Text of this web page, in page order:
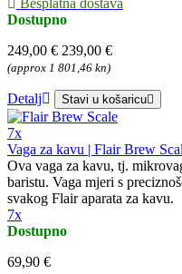
Besplatna dostava
Dostupno
249,00 € 239,00 €
(approx 1 801,46 kn)
Detalj Stavi u košaricu
7x
Vaga za kavu | Flair Brew
Ova vaga za kavu, tj.
baristu. Vaga mjeri s
svakog Flair aparata za kavu.
7x
Dostupno
69,90 €